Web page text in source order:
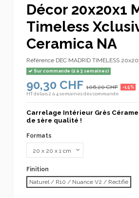
Décor 20x20x1
Timeless
Ceramica NA
Référence DEC MADRID TIMELESS
Sur commande (2 à 3 semaines)
90,30 CHF 106,20 CHF -15%
HTdélais 2 à 4 semaines dès commande
Carrelage Intérieur Grès
de 1ère qualité !
Formats
Finition
Naturel / R10 / Nuance V2 / Rectifié